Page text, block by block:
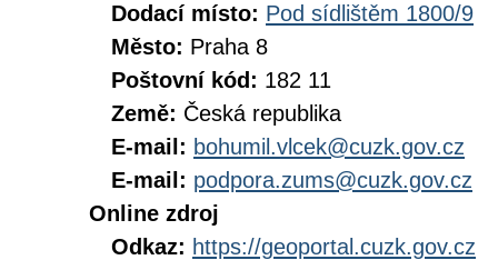
Dodací místo: Pod sídlištěm 1800/9
Město: Praha 8
Poštovní kód: 182 11
Země: Česká republika
E-mail: bohumil.vlcek@cuzk.gov.cz
E-mail: podpora.zums@cuzk.gov.cz
Online zdroj
Odkaz: https://geoportal.cuzk.gov.cz